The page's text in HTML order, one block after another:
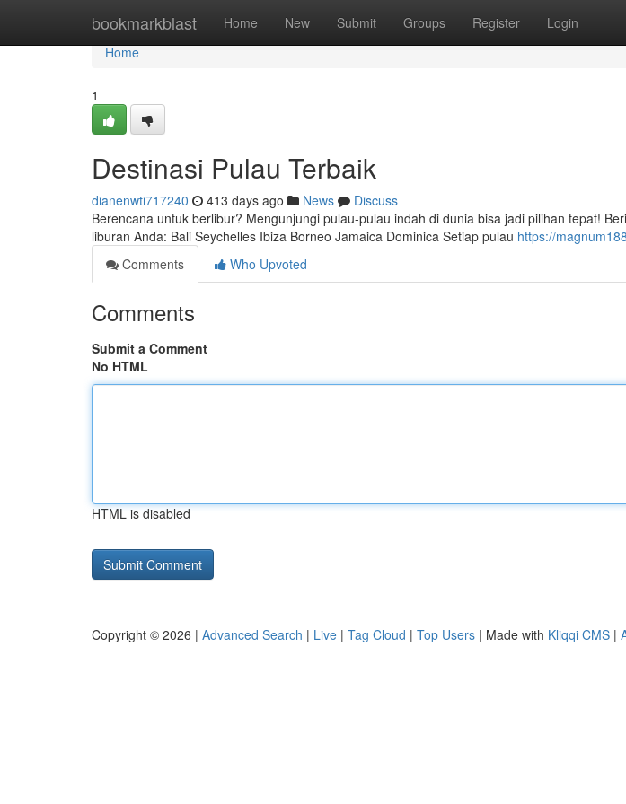
bookmarkblast Home New Submit Groups Register Login
Home
Home
1
Destinasi Pulau Terbaik
dianenwti717240 413 days ago News
Discuss
Berencana untuk berlibur? Mengunjungi pulau-pulau indah di dunia bisa jadi pilihan tepat!
liburan Anda: Bali Seychelles Ibiza Borneo Jamaica Dominica Setiap pulau https://
Comments
Who Upvoted
Comments
Submit a Comment
No HTML
HTML is disabled
Copyright © 2026 | Advanced Search | Live | Tag Cloud | Top Users | Made with Kliqqi CMS |